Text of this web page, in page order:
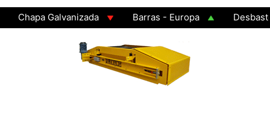
Chapa Galvanizada Barras - Europa
Desbaste -